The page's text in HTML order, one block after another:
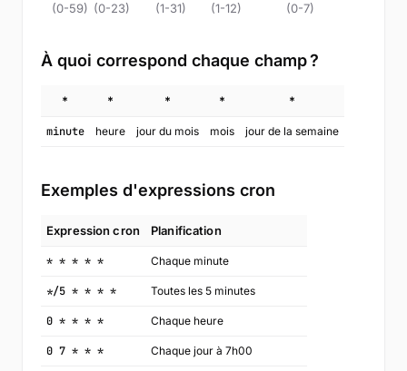
(0-59) (0-23) (1-31) (1-12) (0-7)
À quoi correspond chaque champ ?
* * * * *
minute heure jour du mois mois jour de la semaine
Exemples d'expressions cron
Expression cron Planification
* * * * * Chaque minute
*/5 * * * * Toutes les 5 minutes
0 * * * * Chaque heure
0 7 * * * Chaque jour à 7h00